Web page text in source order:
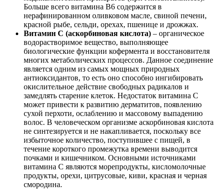
Больше всего витамина В6 содержится в
нерафинированном оливковом масле, свиной печени,
красной рыбе, сельди, орехах, пшенице и дрожжах.
Витамин С (аскорбиновая кислота) – органическое
водорастворимое вещество, выполняющее
биологические функции кофермента и восстановителя
многих метаболических процессов. Данное соединение
является одним из самых мощных природных
антиоксидантов, то есть оно способно ингибировать
окислительное действие свободных радикалов и
замедлять старение клеток. Недостаток витамина С
может привести к развитию дерматитов, появлению
сухой перхоти, ослаблению и массовому выпадению
волос. В человеческом организме аскорбиновая кислота
не синтезируется и не накапливается, поскольку все
избыточное количество, поступившее с пищей, в
течение короткого промежутка времени выводится
почками и кишечником. Основными источниками
витамина С являются морепродукты, кисломолочные
продукты, орехи, цитрусовые, киви, красная и черная
смородина.